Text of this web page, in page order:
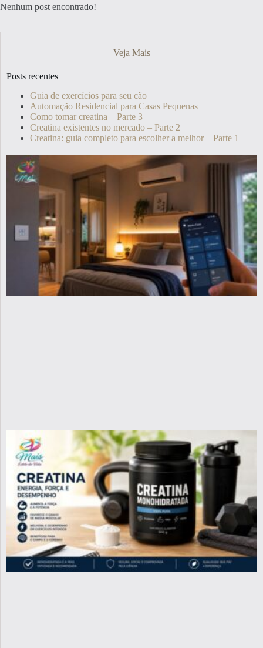
Nenhum post encontrado!
Veja Mais
Posts recentes
Guia de exercícios para seu cão
Automação Residencial para Casas Pequenas
Como tomar creatina – Parte 3
Creatina existentes no mercado – Parte 2
Creatina: guia completo para escolher a melhor – Parte 1